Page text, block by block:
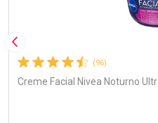
Imagem Anterior
(96)
Creme Facial Nivea Noturno